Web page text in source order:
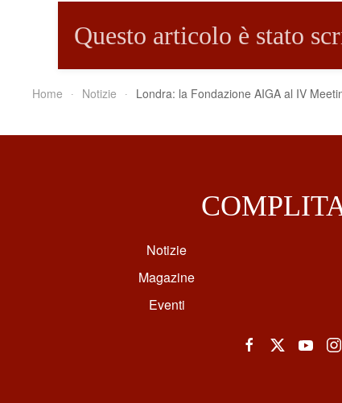
Questo articolo è stato
Home Notizie Londra: la Fondazione AIGA al IV
Notizie
Magazine
Eventi